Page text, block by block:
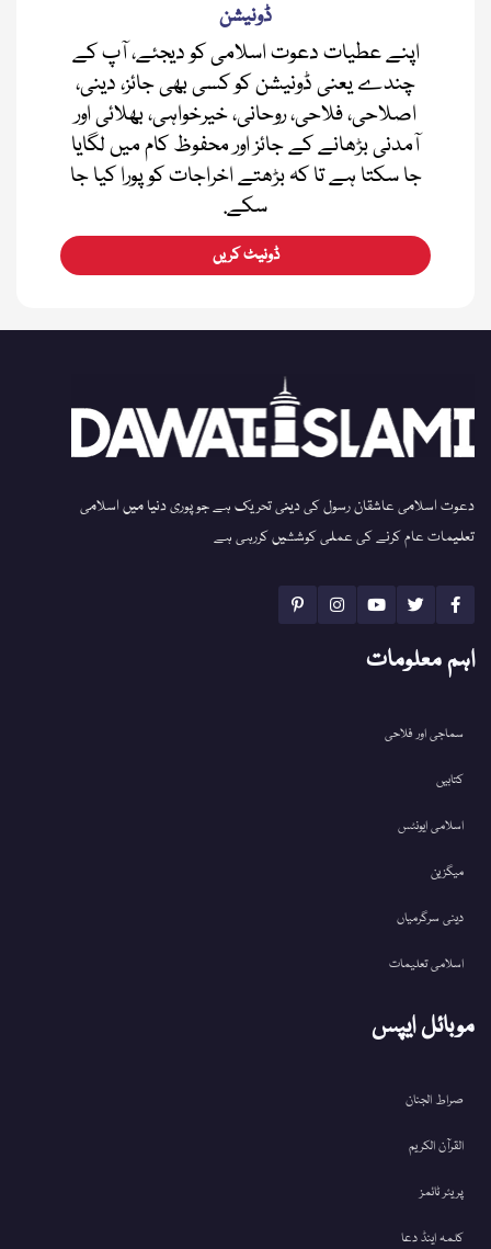
ڈونیشن
اپنے عطیات دعوت اسلامی کو دیجئے، آپ کے
چندے یعنی ڈونیشن کو کسی بھی جائز، دینی،
اصلاحی، فلاحی، روحانی، خیرخواہی، بھلائی اور
آمدنی بڑھانے کے جائز اور محفوظ کام میں لگایا
جا سکتا ہے تا کہ بڑھتے اخراجات کو پورا کیا جا
سکے.
ڈونیٹ کریں
دعوت اسلامی عاشقان رسول کی دینی تحریک ہے جو پوری دنیا میں اسلامی
تعلیمات عام کرنے کی عملی کوششیں کررہی ہے
اہم معلومات
سماجی اور فلاحی
کتابیں
اسلامی ایونٹس
میگزین
دینی سرگرمیاں
اسلامی تعلیمات
موبائل ایپس
صراط الجنان
القرآن الکریم
پریئر ٹائمز
کلمہ اینڈ دعا